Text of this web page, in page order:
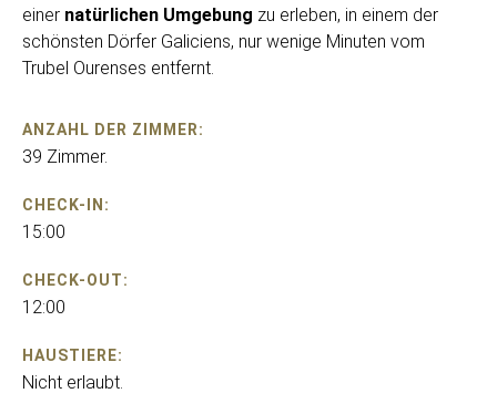
einer natürlichen Umgebung zu erleben, in einem der
schönsten Dörfer Galiciens, nur wenige Minuten vom
Trubel Ourenses entfernt.
ANZAHL DER ZIMMER:
39 Zimmer.
CHECK-IN:
15:00
CHECK-OUT:
12:00
HAUSTIERE:
Nicht erlaubt.